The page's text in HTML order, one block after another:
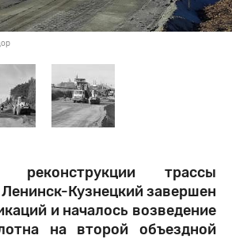
трассы
Кузнецкий завершен
и началось возведение
на второй объездной